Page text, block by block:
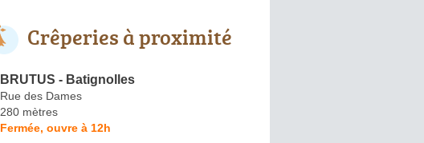
Crêperies à proximité
BRUTUS - Batignolles
Rue des Dames
280 mètres
Fermée, ouvre à 12h